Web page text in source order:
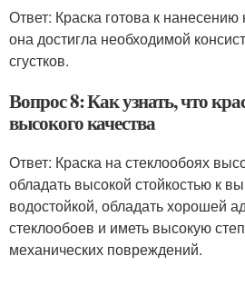
Ответ: Краска готова к нанесению
она достигла необходимой
сгустков.
Вопрос 8: Как узнать, что
высокого качества
Ответ: Краска на стеклообоях
обладать высокой стойкостью к
водостойкой, обладать хорошей
стеклообоев и иметь высокую
механических повреждений.